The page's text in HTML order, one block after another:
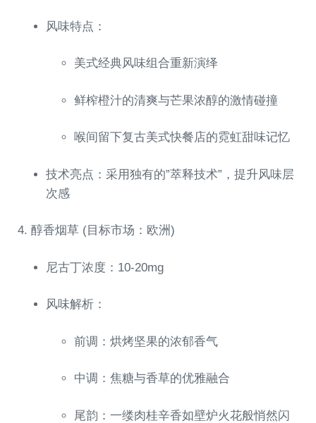
风味特点：
美式经典风味组合重新演绎
鲜榨橙汁的清爽与芒果浓醇的激情碰撞
喉间留下复古美式快餐店的霓虹甜味记忆
技术亮点：采用独有的”萃释技术”，提升风味层
次感
4. 醇香烟草 (目标市场：欧洲)
尼古丁浓度：10-20mg
风味解析：
前调：烘烤坚果的浓郁香气
中调：焦糖与香草的优雅融合
尾韵：一缕肉桂辛香如壁炉火花般悄然闪